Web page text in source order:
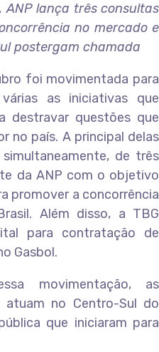
ANP lança três consultas
no mercado e
postergam chamada
foi movimentada para
as iniciativas que
destravar questões que
no país. A principal delas
de três
da ANP com o objetivo
promover a concorrência
Além disso, a TBG
para contratação de
Gasbol.
movimentação, as
no Centro-Sul do
que iniciaram para